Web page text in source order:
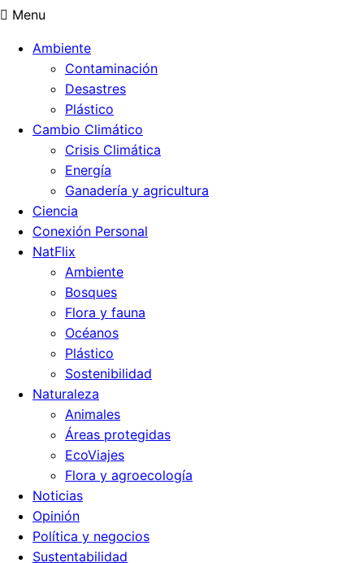
Menu
Ambiente
Contaminación
Desastres
Plástico
Cambio Climático
Crisis Climática
Energía
Ganadería y agricultura
Ciencia
Conexión Personal
NatFlix
Ambiente
Bosques
Flora y fauna
Océanos
Plástico
Sostenibilidad
Naturaleza
Animales
Áreas protegidas
EcoViajes
Flora y agroecología
Noticias
Opinión
Política y negocios
Sustentabilidad